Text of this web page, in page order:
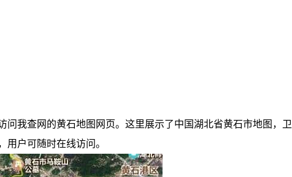
问我查网的黄石地图网页。这里展示了中国湖北省黄石市地图，
用户可随时在线访问。